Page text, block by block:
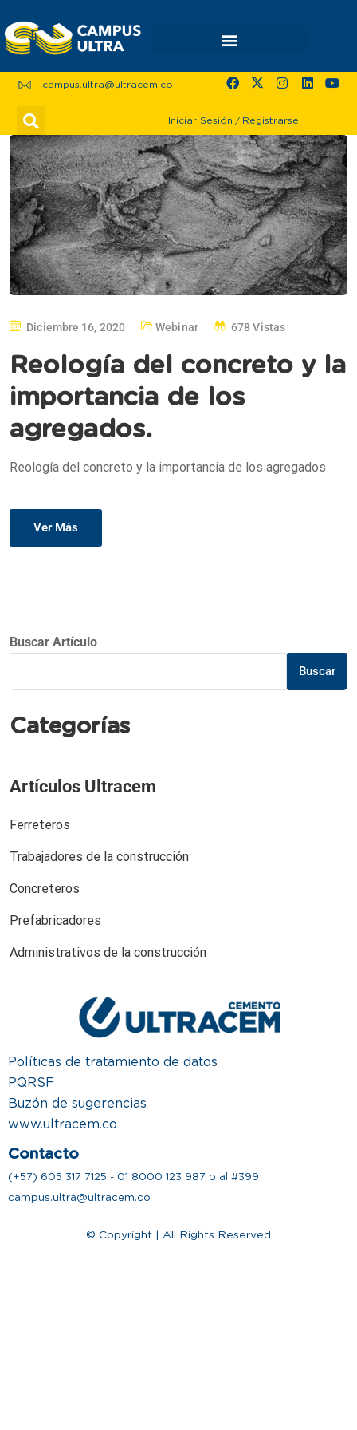
campus.ultra@ultracem.co
Iniciar Sesión / Registrarse
Diciembre 16, 2020 Webinar 678 Vistas
Reología del concreto y la
importancia de los
agregados.
Reología del concreto y la importancia de los agregados
Ver Más
Buscar Artículo
Buscar
Categorías
Artículos Ultracem
Ferreteros
Trabajadores de la construcción
Concreteros
Prefabricadores
Administrativos de la construcción
Políticas de tratamiento de datos
PQRSF
Buzón de sugerencias
www.ultracem.co
Contacto
(+57) 605 317 7125 - 01 8000 123 987 o al #399
campus.ultra@ultracem.co
© Copyright | All Rights Reserved